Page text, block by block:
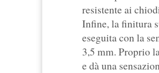
resistente ai
Infine, la finitura
eseguita con la
3,5 mm. Proprio
e dà una